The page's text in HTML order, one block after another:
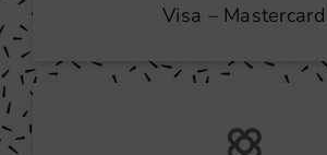
Visa – Mastercard